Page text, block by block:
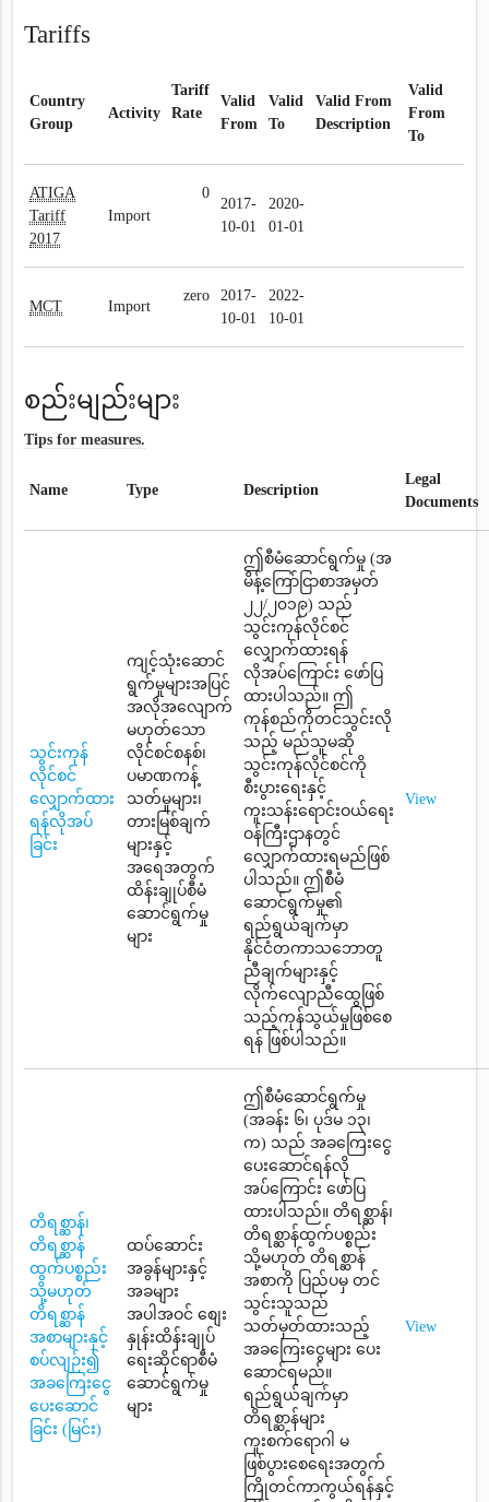
Tariffs
Country
Group
Activity
Tariff
Rate
Valid
From
Valid
To
Valid From
Description
Valid
From
To
ATIGA
Tariff
2017
Import
0
2017-
10-01
2020-
01-01
MCT Import
zero
2017-
10-01
2022-
10-01
စည်းမျည်းများ
Tips for measures.
Name Type Description
Legal
Documents
သွင်းကုန်
လိုင်စင်
လျှောက်ထား
ရန်လိုအပ်
ခြင်း
ကျင့်သုံးဆောင်
ရွက်မှုများအပြင်
အလိုအလျောက်
မဟုတ်သော
လိုင်စင်စနစ်၊
ပမာဏကန့်
သတ်မှုများ၊
တားမြစ်ချက်
များနှင့်
အရေအတွက်
ထိန်းချုပ်စီမံ
ဆောင်ရွက်မှု
များ
ဤစီမံဆောင်ရွက်မှု (အ
မိန့်ကြော်ငြာစာအမှတ်
၂၂/၂၀၁၉) သည်
သွင်းကုန်လိုင်စင်
လျှောက်ထားရန်
လိုအပ်ကြောင်း ဖော်ပြ
ထားပါသည်။ ဤ
ကုန်စည်ကိုတင်သွင်းလို
သည့် မည်သူမဆို
သွင်းကုန်လိုင်စင်ကို
စီးပွားရေးနှင့်
ကူးသန်းရောင်းဝယ်ရေး
ဝန်ကြီးဌာနတွင်
လျှောက်ထားရမည်ဖြစ်
ပါသည်။ ဤစီမံ
ဆောင်ရွက်မှု၏
ရည်ရွယ်ချက်မှာ
နိုင်ငံတကာသဘောတူ
ညီချက်များနှင့်
လိုက်လျောညီထွေဖြစ်
သည့်ကုန်သွယ်မှုဖြစ်စေ
ရန် ဖြစ်ပါသည်။
View
တိရစ္ဆာန်၊
တိရစ္ဆာန်
ထွက်ပစ္စည်း
သို့မဟုတ်
တိရစ္ဆာန်
အစာများနှင့်
စပ်လျဉ်း၍
အခကြေးငွေ
ပေးဆောင်
ခြင်း (မြင်း)
ထပ်ဆောင်း
အခွန်များနှင့်
အခများ
အပါအဝင် စျေး
နှုန်းထိန်းချုပ်
ရေးဆိုင်ရာစီမံ
ဆောင်ရွက်မှု
များ
ဤစီမံဆောင်ရွက်မှု
(အခန်း ၆၊ ပုဒ်မ ၁၃၊
က) သည် အခကြေးငွေ
ပေးဆောင်ရန်လို
အပ်ကြောင်း ဖော်ပြ
ထားပါသည်။ တိရစ္ဆာန်၊
တိရစ္ဆာန်ထွက်ပစ္စည်း
သို့မဟုတ် တိရစ္ဆာန်
အစာကို ပြည်ပမှ တင်
သွင်းသူသည်
သတ်မှတ်ထားသည့်
အခကြေးငွေများ ပေး
ဆောင်ရမည်။
ရည်ရွယ်ချက်မှာ
တိရစ္ဆာန်များ
ကူးစက်ရောဂါ မ
ဖြစ်ပွားစေရေးအတွက်
ကြိုတင်ကာကွယ်ရန်နှင့်
View